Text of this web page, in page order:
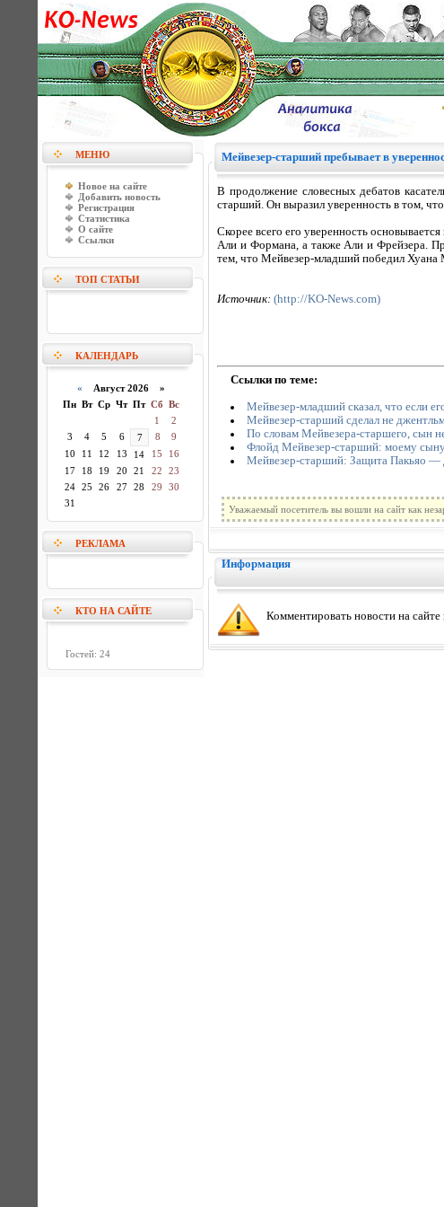
МЕНЮ
Новое на сайте
Добавить новость
Регистрация
Статистика
О сайте
Ссылки
ТОП СТАТЬИ
КАЛЕНДАРЬ
« Август 2026 »
Пн Вт Ср Чт Пт Сб Вс
1
2
3
4 5 6 7 8
9
10
11 12 13 14 15
16
17
18 19 20 21 22
23
24
25 26 27 28 29
30
31
РЕКЛАМА
КТО НА САЙТЕ
Гостей: 24
Мейвезер-старший пребывает в
В продолжение словесных дебатов
старший. Он выразил уверенность в том,
Скорее всего его уверенность
Али и Формана, а также Али и Фрейзера.
тем, что Мейвезер-младший победил Хуана
Источник: (http://KO-News.com)
Ссылки по теме:
Мейвезер-младший сказал, что если
Мейвезер-старший сделал не
По словам Мейвезера-старшего, сын
Флойд Мейвезер-старший: моему сыну
Мейвезер-старший: Защита Пакьяо —
Уважаемый посетитель вы вошли на сайт как
Информация
Комментировать новости на